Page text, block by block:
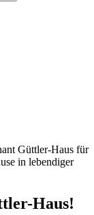
Güttler-Haus für
in lebendiger
Haus!